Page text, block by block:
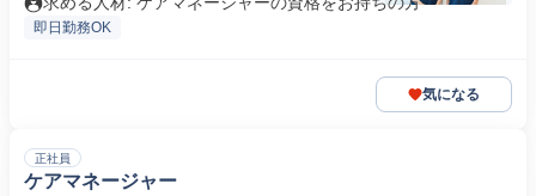
即日勤務OK
気になる
正社員
ケアマネージャー